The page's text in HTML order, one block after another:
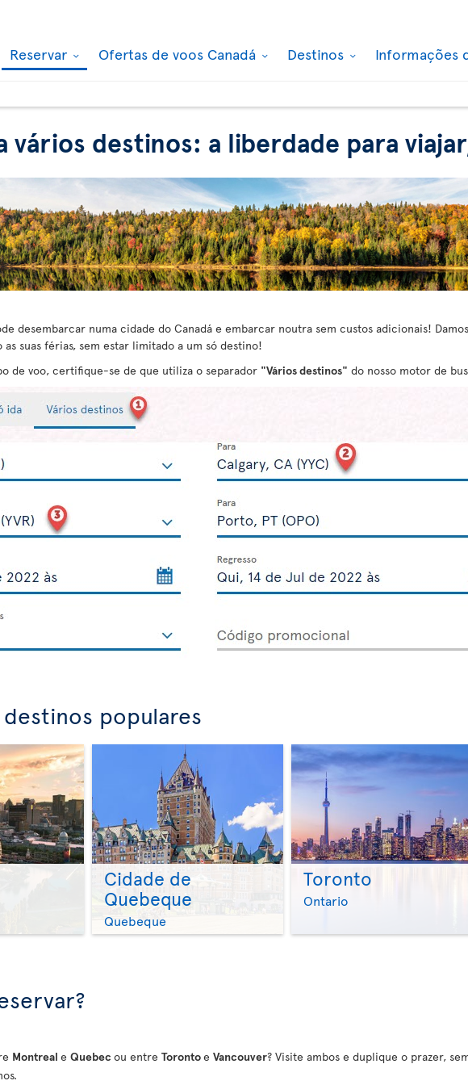
Reservar Ofertas de voos Canadá Destinos Informações
vários destinos: a liberdade para
desembarcar numa cidade do Canadá e embarcar noutra sem custos adicionais!
suas férias, sem estar limitado a um só destino!
de voo, certifique-se de que utiliza o separador "Vários destinos" do nosso motor de
populares
>
Cidade de
Quebeque
Quebeque
>
Toronto
Ontario
Montreal e Quebec ou entre Torontoe Vancouver? Visite ambos e duplique o prazer,